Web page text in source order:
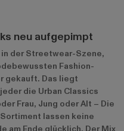
neu aufgepimpt
der Streetwear-Szene,
Fashion-
gekauft. Das liegt
die Urban Classics
Frau, Jung oder Alt – Die
lassen keine